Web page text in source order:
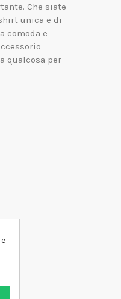
Che siate
unica e di
comoda e
qualcosa per